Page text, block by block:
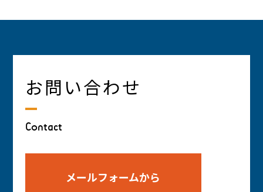
お問い合わせ
Contact
メールフォームから